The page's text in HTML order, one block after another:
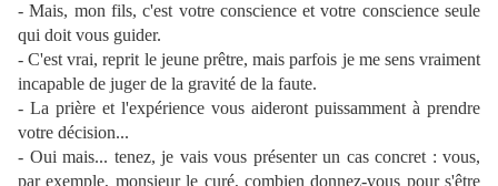
- Mais, mon fils, c'est votre conscience et votre conscience seule
qui doit vous guider.
- C'est vrai, reprit le jeune prêtre, mais parfois je me sens vraiment
incapable de juger de la gravité de la faute.
- La prière et l'expérience vous aideront puissamment à prendre
votre décision...
- Oui mais... tenez, je vais vous présenter un cas concret : vous,
par exemple, monsieur le curé, combien donnez-vous pour s'être